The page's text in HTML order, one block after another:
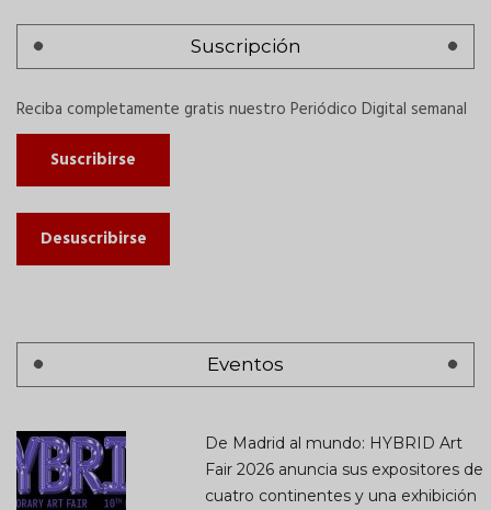
Suscripción
Reciba completamente gratis nuestro Periódico Digital semanal
Suscribirse
Desuscribirse
Eventos
De Madrid al mundo: HYBRID Art
Fair 2026 anuncia sus expositores de
cuatro continentes y una exhibición